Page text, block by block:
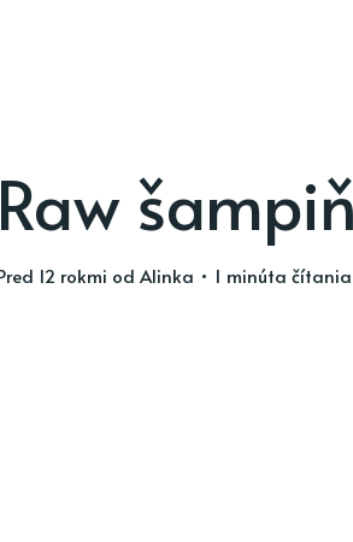
Raw
pred 12 rokmi od Alinka • 1 minúta čítania